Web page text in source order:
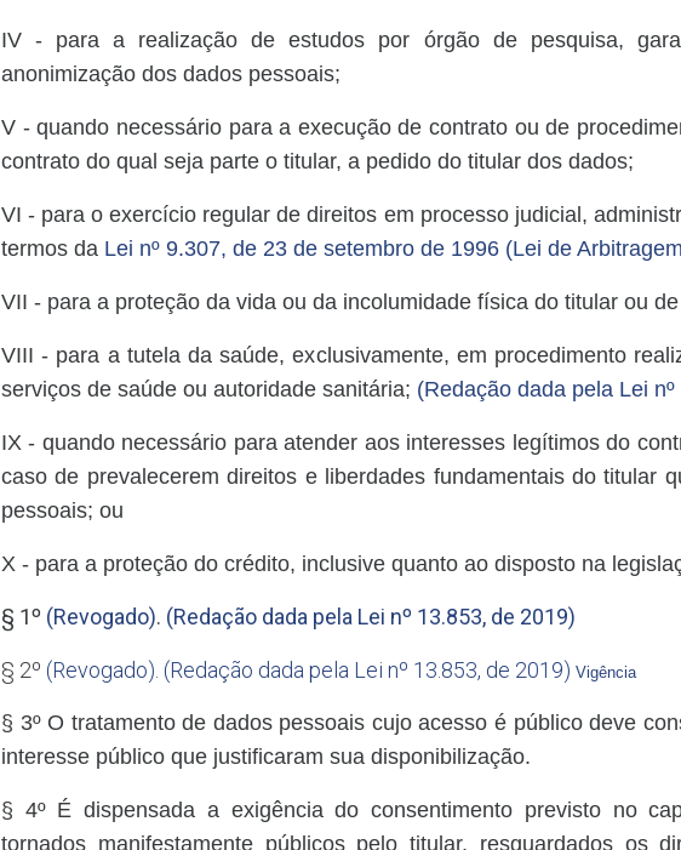
IV - para a realização de estudos por órgão de pesquisa,
anonimização dos dados pessoais;
V - quando necessário para a execução de contrato ou de
contrato do qual seja parte o titular, a pedido do titular dos dados;
VI - para o exercício regular de direitos em processo judicial,
termos da Lei nº 9.307, de 23 de setembro de 1996 (Lei de
VII - para a proteção da vida ou da incolumidade física do titular ou
VIII - para a tutela da saúde, exclusivamente, em procedimento
serviços de saúde ou autoridade sanitária; (Redação dada pela Lei
IX - quando necessário para atender aos interesses legítimos do
caso de prevalecerem direitos e liberdades fundamentais do titular
pessoais; ou
X - para a proteção do crédito, inclusive quanto ao disposto na
§ 1º (Revogado). (Redação dada pela Lei nº 13.853, de 2019)
§ 2º (Revogado) (Redação dada pela Lei nº 13.853, de 2019) Vigência
§ 3º O tratamento de dados pessoais cujo acesso é público deve
interesse público que justificaram sua disponibilização.
§ 4º É dispensada a exigência do consentimento previsto no
tornados manifestamente públicos pelo titular, resguardados os